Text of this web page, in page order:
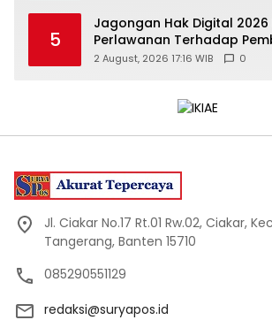
5
Jagongan Hak Digital 2026
Perlawanan Terhadap
Media Digital
2 August, 2026 17:16 WIB 0
Jl. Ciakar No.17 Rt.01 Rw.02, Ciakar,
Tangerang, Banten 15710
085290551129
redaksi@suryapos.id